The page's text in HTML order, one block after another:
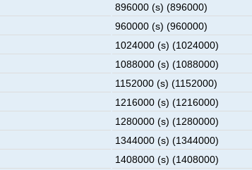
896000 (s) (896000)
960000 (s) (960000)
1024000 (s) (1024000)
1088000 (s) (1088000)
1152000 (s) (1152000)
1216000 (s) (1216000)
1280000 (s) (1280000)
1344000 (s) (1344000)
1408000 (s) (1408000)